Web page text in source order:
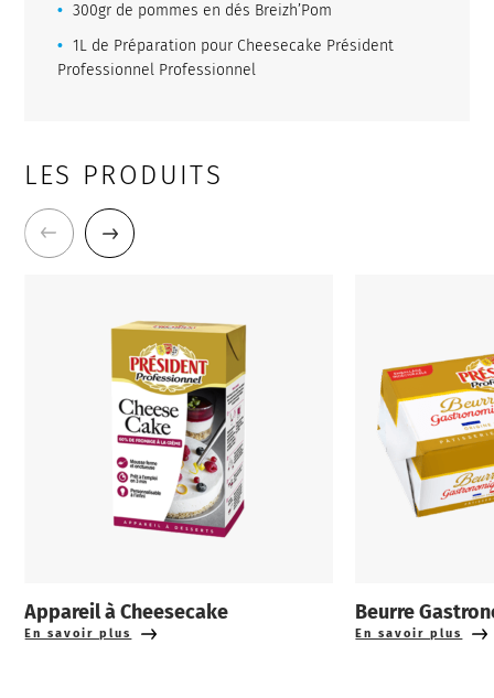
300gr de pommes en dés Breizh’Pom
1L de Préparation pour Cheesecake Président
Professionnel Professionnel
LES PRODUITS
Appareil à Cheesecake
En savoir plus
Beurre
En savoir plus